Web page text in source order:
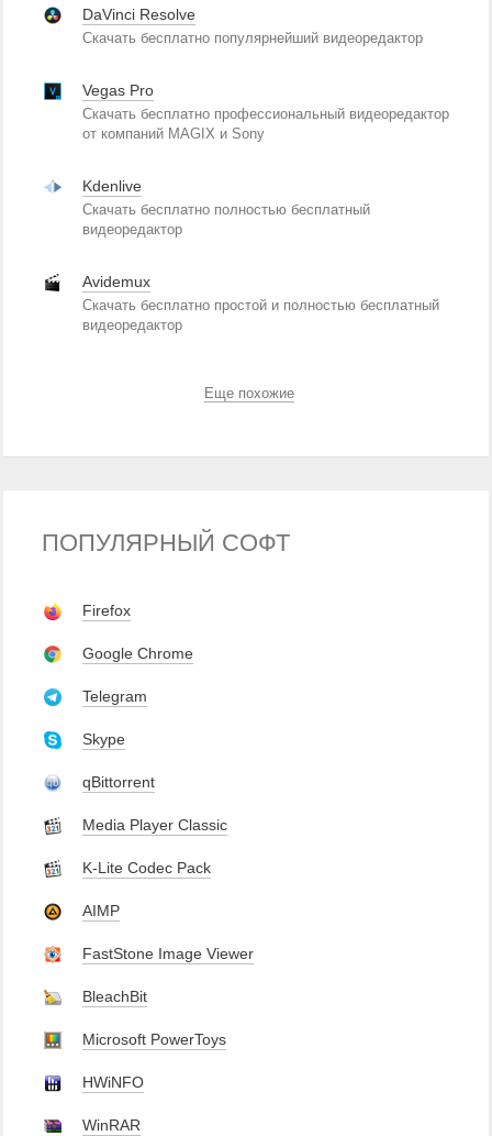
DaVinci Resolve
Скачать бесплатно популярнейший видеоредактор
Vegas Pro
Скачать бесплатно профессиональный видеоредактор
от компаний MAGIX и Sony
Kdenlive
Скачать бесплатно полностью бесплатный
видеоредактор
Avidemux
Скачать бесплатно простой и полностью бесплатный
видеоредактор
Еще похожие
ПОПУЛЯРНЫЙ СОФТ
Firefox
Google Chrome
Telegram
Skype
qBittorrent
Media Player Classic
K-Lite Codec Pack
AIMP
FastStone Image Viewer
BleachBit
Microsoft PowerToys
HWiNFO
WinRAR